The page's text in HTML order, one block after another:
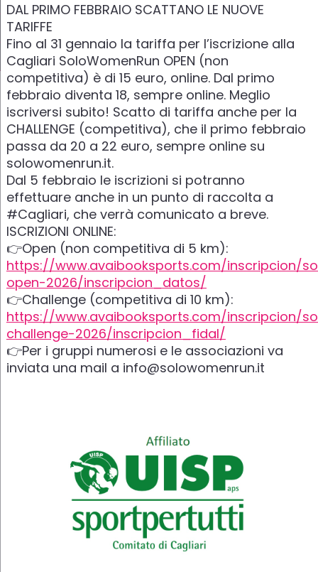
DAL PRIMO FEBBRAIO SCATTANO LE NUOVE
TARIFFE
Fino al 31 gennaio la tariffa per l’iscrizione alla
Cagliari SoloWomenRun OPEN (non
competitiva) è di 15 euro, online. Dal primo
febbraio diventa 18, sempre online. Meglio
iscriversi subito! Scatto di tariffa anche per la
CHALLENGE (competitiva), che il primo febbraio
passa da 20 a 22 euro, sempre online su
solowomenrun.it.
Dal 5 febbraio le iscrizioni si potranno
effettuare anche in un punto di raccolta a
#Cagliari, che verrà comunicato a breve.
ISCRIZIONI ONLINE:
👉Open (non competitiva di 5 km):
https://www.avaibooksports.com/inscripcion/
open-2026/inscripcion_datos/
👉Challenge (competitiva di 10 km):
https://www.avaibooksports.com/inscripcion/
challenge-2026/inscripcion_fidal/
👉Per i gruppi numerosi e le associazioni va
inviata una mail a info@solowomenrun.it